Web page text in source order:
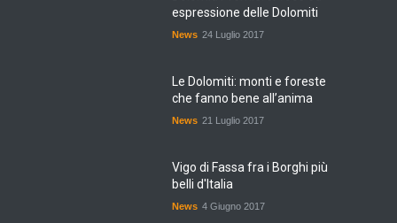
espressione delle Dolomiti
News 24 Luglio 2017
Le Dolomiti: monti e foreste
che fanno bene all’anima
News 21 Luglio 2017
Vigo di Fassa fra i Borghi più
belli d'Italia
News 4 Giugno 2017